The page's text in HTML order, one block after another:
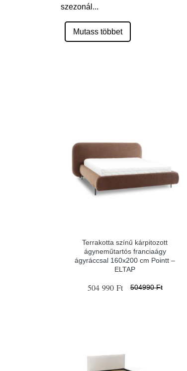
szezonál ...
Mutass többet
Terrakotta színű kárpitozott
ágyneműtartós franciaágy
ágyráccsal 160x200 cm Pointt –
ELTAP
504 990 Ft 504990 Ft